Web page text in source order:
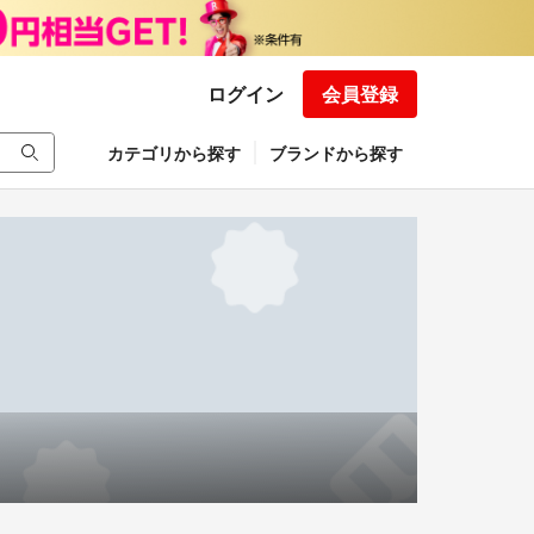
ログイン 会員登録
カテゴリから探す ブランドから探す